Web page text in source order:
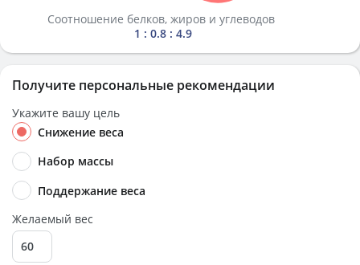
Соотношение белков, жиров и углеводов
1 : 0.8 : 4.9
Получите персональные рекомендации
Укажите вашу цель
Снижение веса
Набор массы
Поддержание веса
Желаемый вес